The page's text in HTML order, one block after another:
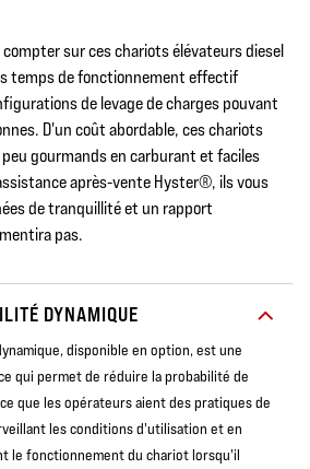
sur ces chariots élévateurs diesel
temps de fonctionnement effectif
de levage de charges pouvant
D'un coût abordable, ces chariots
gourmands en carburant et faciles
après-vente Hyster®, ils vous
de tranquillité et un rapport
pas.
DYNAMIQUE
disponible en option, est une
qui permet de réduire la probabilité de
que les opérateurs aient des pratiques de
les conditions d'utilisation et en
le fonctionnement du chariot lorsqu'il